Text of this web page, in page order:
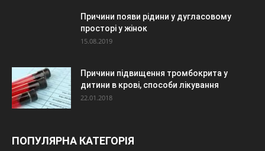
Причини появи рідини у дугласовому
просторі у жінок
15.08.2019
Причини підвищення тромбокрита у
дитини в крові, способи лікування
22.01.2018
ПОПУЛЯРНА КАТЕГОРІЯ